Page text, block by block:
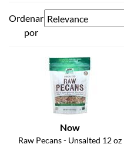
Ordenar
por
Now
Raw Pecans - Unsalted 12 oz